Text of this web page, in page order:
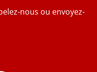
nous ou envoyez-